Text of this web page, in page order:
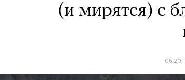
(и мирятся) с
06:20,